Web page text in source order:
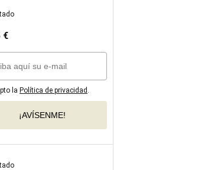
€
la Política de privacidad
¡AVÍSENME!